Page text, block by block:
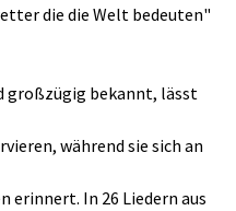
die die Welt bedeuten"
großzügig bekannt, lässt
während sie sich an
erinnert. In 26 Liedern aus